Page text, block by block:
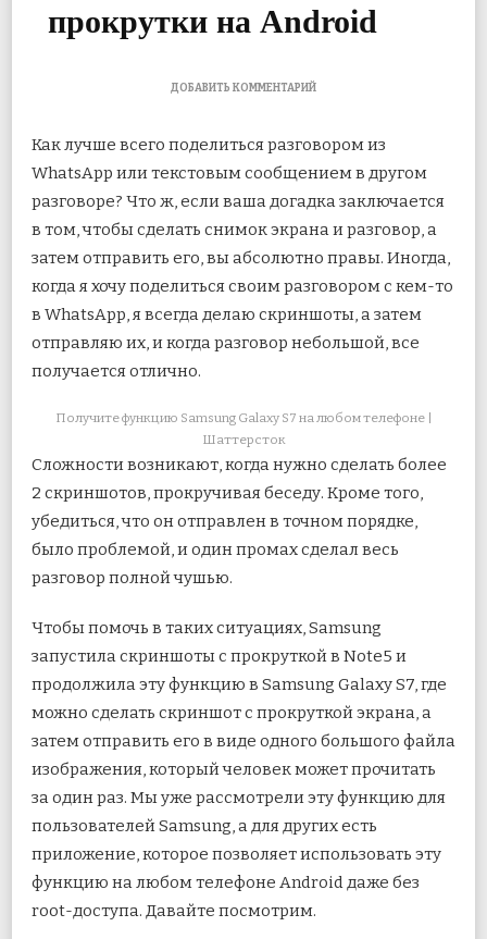
прокрутки на Android
ДОБАВИТЬ КОММЕНТАРИЙК
ПОЛУЧИТЬ
S7
LIKE
ПРОКРУТКИ
НА
Как лучше всего поделиться разговором из
WhatsApp или текстовым сообщением в другом
разговоре? Что ж, если ваша догадка заключается
в том, чтобы сделать снимок экрана и разговор, а
затем отправить его, вы абсолютно правы. Иногда,
когда я хочу поделиться своим разговором с кем-то
в WhatsApp, я всегда делаю скриншоты, а затем
отправляю их, и когда разговор небольшой, все
получается отлично.
Получите функцию Samsung Galaxy S7 на любом телефоне |
Шаттерсток
Сложности возникают, когда нужно сделать более
2 скриншотов, прокручивая беседу. Кроме того,
убедиться, что он отправлен в точном порядке,
было проблемой, и один промах сделал весь
разговор полной чушью.
Чтобы помочь в таких ситуациях, Samsung
запустила скриншоты с прокруткой в ​​Note5 и
продолжила эту функцию в Samsung Galaxy S7, где
можно сделать скриншот с прокруткой экрана, а
затем отправить его в виде одного большого файла
изображения, который человек может прочитать
за один раз. Мы уже рассмотрели эту функцию для
пользователей Samsung, а для других есть
приложение, которое позволяет использовать эту
функцию на любом телефоне Android даже без
root-доступа. Давайте посмотрим.